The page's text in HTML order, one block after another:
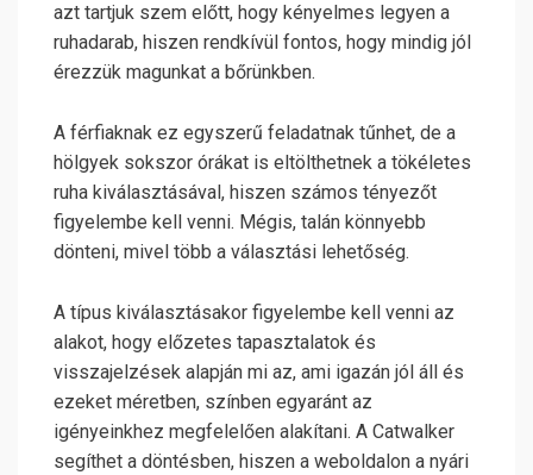
azt tartjuk szem előtt, hogy kényelmes legyen a
ruhadarab, hiszen rendkívül fontos, hogy mindig jól
érezzük magunkat a bőrünkben.
A férfiaknak ez egyszerű feladatnak tűnhet, de a
hölgyek sokszor órákat is eltölthetnek a tökéletes
ruha kiválasztásával, hiszen számos tényezőt
figyelembe kell venni. Mégis, talán könnyebb
dönteni, mivel több a választási lehetőség.
A típus kiválasztásakor figyelembe kell venni az
alakot, hogy előzetes tapasztalatok és
visszajelzések alapján mi az, ami igazán jól áll és
ezeket méretben, színben egyaránt az
igényeinkhez megfelelően alakítani. A Catwalker
segíthet a döntésben, hiszen a weboldalon a nyári